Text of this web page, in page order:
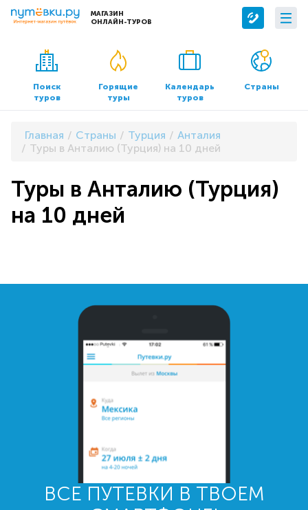
МАГАЗИН
ОНЛАЙН-ТУРОВ
Сервисы
Бронирование отелей
Трансфер
О компании
О нас
Контакты
Документы и реквизиты
Поиск
туров
Горящие
туры
Календарь
туров
Страны
Главная Страны Турция
Анталия
Туры в Анталию (Турция) на 10 дней
Туры в Анталию (Турция)
на 10 дней
ВСЕ ПУТЕВКИ В ТВОЕМ